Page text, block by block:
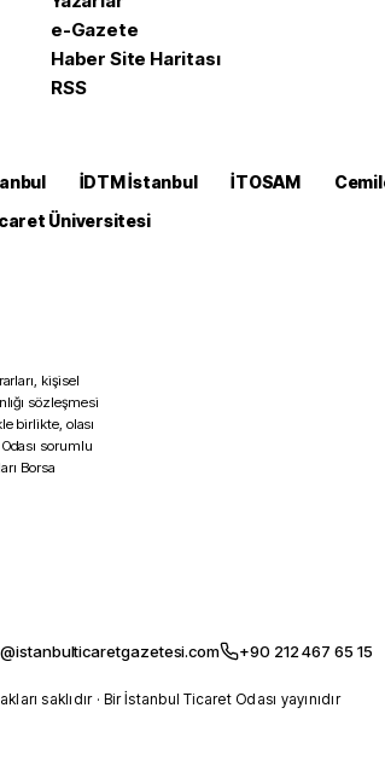
e-Gazete
Haber Site Haritası
RSS
İDTM İstanbul İTOSAM
Üniversitesi
kişisel
sözleşmesi
birlikte, olası
sorumlu
Borsa
+90 212 467 65 15
saklıdır · Bir İstanbul Ticaret Odası yayınıdır